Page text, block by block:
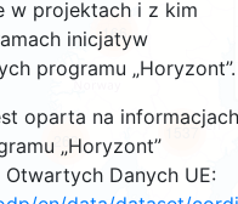
w projektach i z kim
inicjatyw
programu „Horyzont”.
oparta na informacjach
„Horyzont”
Danych UE:
166
263 1537